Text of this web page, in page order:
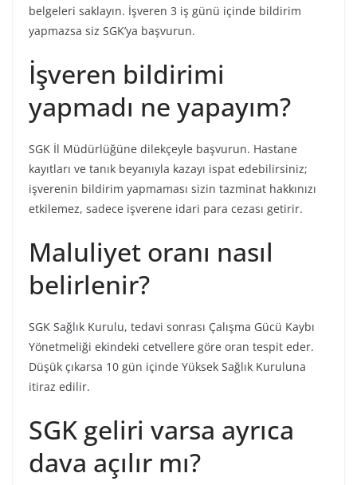
belgeleri saklayın. İşveren 3 iş günü içinde bildirim
yapmazsa siz SGK’ya başvurun.
İşveren bildirimi
yapmadı ne yapayım?
SGK İl Müdürlüğüne dilekçeyle başvurun. Hastane
kayıtları ve tanık beyanıyla kazayı ispat edebilirsiniz;
işverenin bildirim yapmaması sizin tazminat hakkınızı
etkilemez, sadece işverene idari para cezası getirir.
Maluliyet oranı nasıl
belirlenir?
SGK Sağlık Kurulu, tedavi sonrası Çalışma Gücü Kaybı
Yönetmeliği ekindeki cetvellere göre oran tespit eder.
Düşük çıkarsa 10 gün içinde Yüksek Sağlık Kuruluna
itiraz edilir.
SGK geliri varsa ayrıca
dava açılır mı?